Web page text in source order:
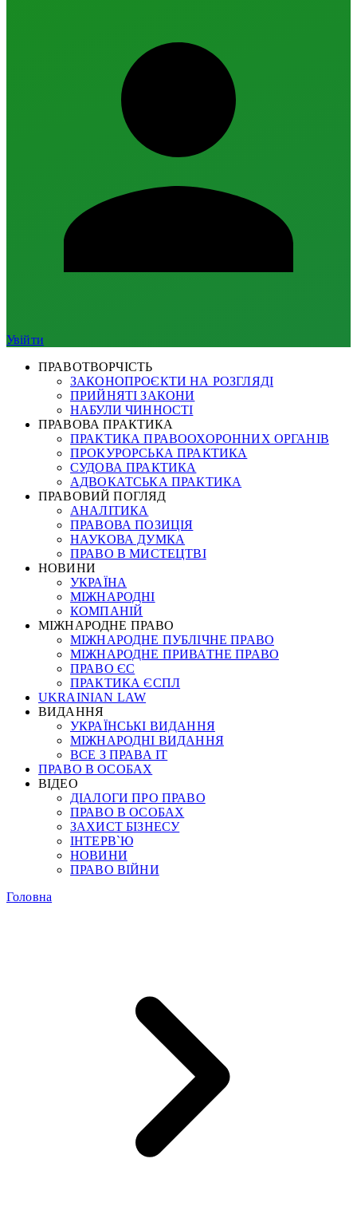
Увійти
ПРАВОТВОРЧІСТЬ
ЗАКОНОПРОЄКТИ НА РОЗГЛЯДІ
ПРИЙНЯТІ ЗАКОНИ
НАБУЛИ ЧИННОСТІ
ПРАВОВА ПРАКТИКА
ПРАКТИКА ПРАВООХОРОННИХ ОРГАНІВ
ПРОКУРОРСЬКА ПРАКТИКА
СУДОВА ПРАКТИКА
АДВОКАТСЬКА ПРАКТИКА
ПРАВОВИЙ ПОГЛЯД
АНАЛІТИКА
ПРАВОВА ПОЗИЦІЯ
НАУКОВА ДУМКА
ПРАВО В МИСТЕЦТВІ
НОВИНИ
УКРАЇНА
МІЖНАРОДНІ
КОМПАНІЙ
МІЖНАРОДНЕ ПРАВО
МІЖНАРОДНЕ ПУБЛІЧНЕ ПРАВО
МІЖНАРОДНЕ ПРИВАТНЕ ПРАВО
ПРАВО ЄС
ПРАКТИКА ЄСПЛ
UKRAINIAN LAW
ВИДАННЯ
УКРАЇНСЬКІ ВИДАННЯ
МІЖНАРОДНІ ВИДАННЯ
ВСЕ З ПРАВА ІТ
ПРАВО В ОСОБАХ
ВІДЕО
ДІАЛОГИ ПРО ПРАВО
ПРАВО В ОСОБАХ
ЗАХИСТ БІЗНЕСУ
ІНТЕРВ`Ю
НОВИНИ
ПРАВО ВІЙНИ
Головна